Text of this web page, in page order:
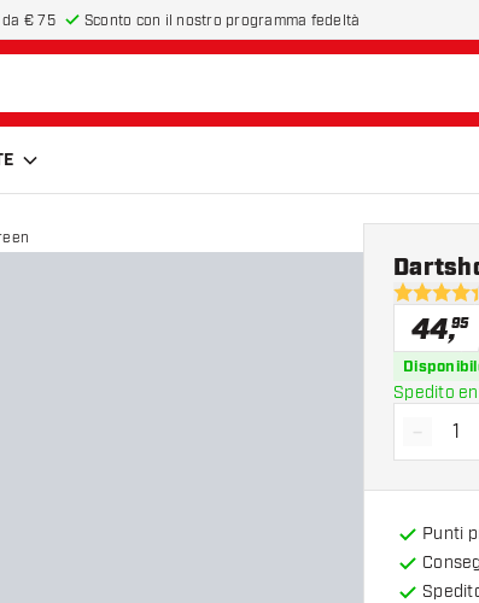
€ 75 Sconto con il nostro programma fedeltà
4.4 stelle
44,95
Spedito
-
Punti